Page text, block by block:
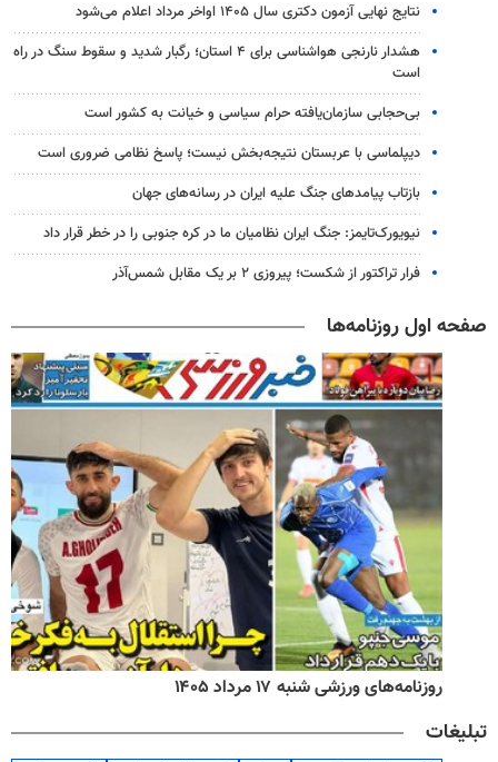
نتایج نهایی آزمون دکتری سال ۱۴۰۵ اواخر مرداد اعلام می‌شود
هشدار نارنجی هواشناسی برای ۴ استان؛ رگبار شدید و سقوط سنگ در راه
است
بی‌حجابی سازمان‌یافته حرام سیاسی و خیانت به کشور است
دیپلماسی با عربستان نتیجه‌بخش نیست؛ پاسخ نظامی ضروری است
بازتاب پیامدهای جنگ علیه ایران در رسانه‌های جهان
نیویورک‌تایمز: جنگ ایران نظامیان ما در کره جنوبی را در خطر قرار داد
فرار تراکتور از شکست؛ پیروزی ۲ بر یک مقابل شمس‌آذر
صفحه اول روزنامه‌ها
روزنامه‌های ورزشی شنبه ۱۷ مرداد ۱۴۰۵
تبلیغات